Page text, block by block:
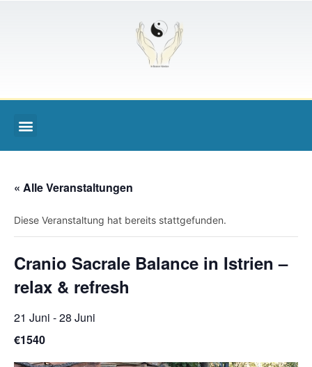
« Alle Veranstaltungen
Diese Veranstaltung hat bereits stattgefunden.
Cranio Sacrale Balance in Istrien –
relax & refresh
21 Juni -28 Juni
€1540